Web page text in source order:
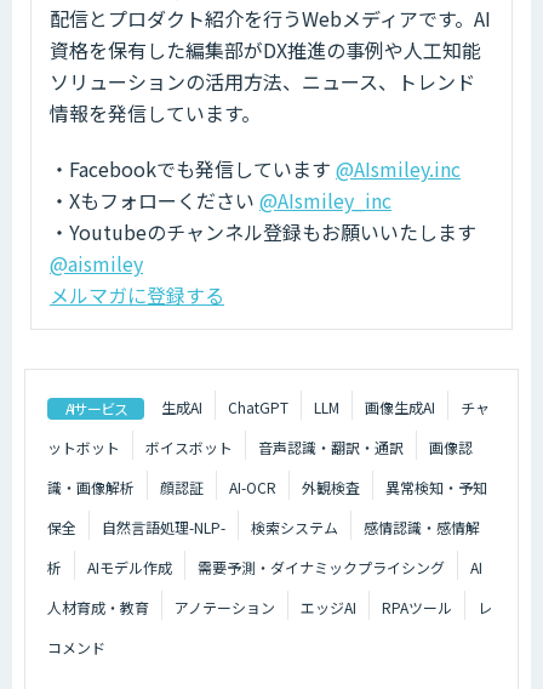
配信とプロダクト紹介を行うWebメディアです。AI
資格を保有した編集部がDX推進の事例や人工知能
ソリューションの活用方法、ニュース、トレンド
情報を発信しています。
・Facebookでも発信しています @AIsmiley.inc
・Xもフォローください @AIsmiley_inc
・Youtubeのチャンネル登録もお願いいたします
@aismiley
メルマガに登録する
AIサービス 生成AI ChatGPT LLM 画像生成AI
チャ
ットボット
ボイスボット 音声認識・翻訳・通訳
画像認
識・画像解析
顔認証 AI-OCR 外観検査
異常検知・予知
保全
自然言語処理-NLP- 検索システム
感情認識・感情解
析
AIモデル作成 需要予測・ダイナミックプライシング
AI
人材育成・教育
アノテーション エッジAI RPAツール
レ
コメンド